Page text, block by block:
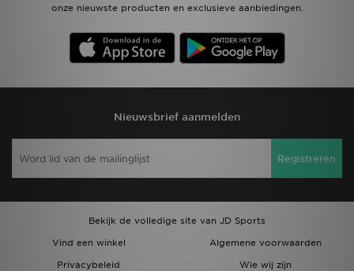
onze nieuwste producten en exclusieve aanbiedingen.
Nieuwsbrief aanmelden
Registreren
Bekijk de volledige site van JD Sports
Vind een winkel
Algemene voorwaarden
Privacybeleid
Wie wij zijn